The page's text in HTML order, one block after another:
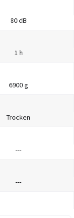
80 dB
1 h
6900 g
Trocken
---
---